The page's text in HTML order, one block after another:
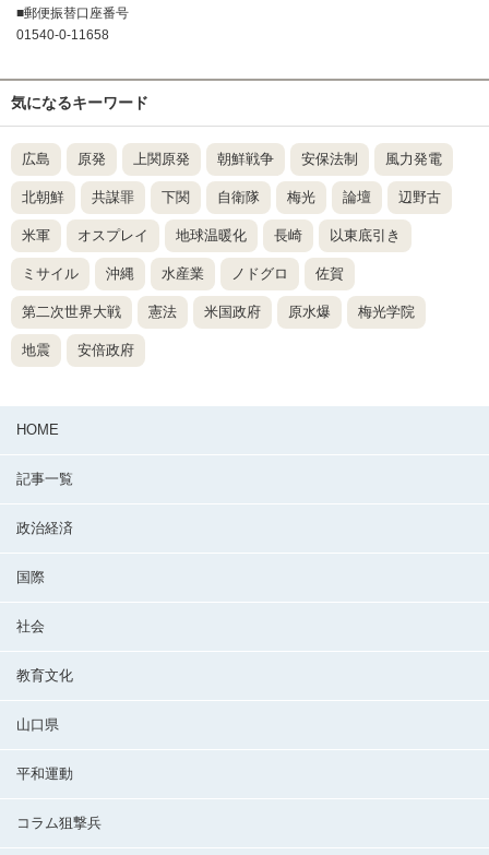
■郵便振替口座番号
01540-0-11658
気になるキーワード
広島 原発 上関原発 朝鮮戦争 安保法制 風力発電
北朝鮮 共謀罪 下関 自衛隊 梅光 論壇 辺野古
米軍 オスプレイ 地球温暖化 長崎 以東底引き
ミサイル 沖縄 水産業 ノドグロ 佐賀
第二次世界大戦 憲法 米国政府 原水爆 梅光学院
地震 安倍政府
HOME
記事一覧
政治経済
国際
社会
教育文化
山口県
平和運動
コラム狙撃兵